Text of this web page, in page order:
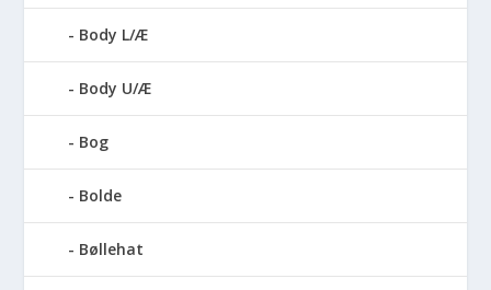
Body L/Æ
Body U/Æ
Bog
Bolde
Bøllehat